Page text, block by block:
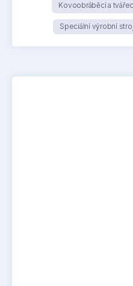
Kovoobráběcí a
Speciální výrobní